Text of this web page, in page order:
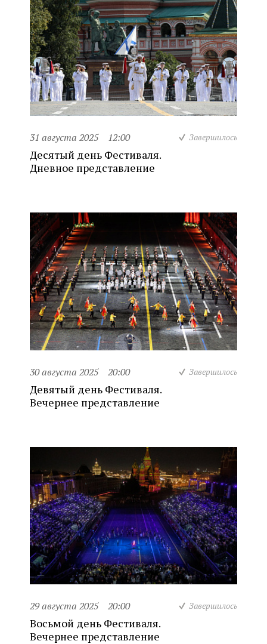
31 августа 2025 12:00 Завершилось
Десятый день Фестиваля.
Дневное представление
30 августа 2025 20:00 Завершилось
Девятый день Фестиваля.
Вечернее представление
29 августа 2025 20:00 Завершилось
Восьмой день Фестиваля.
Вечернее представление